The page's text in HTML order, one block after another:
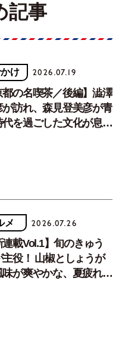
記事
け 2026.07.19
都の名喫茶／後編】澁澤
が訪れ、森見登美彦が青
代を過ごした文化が息づ
メ 2026.07.26
連載Vol.1】旬のきゅう
主役！ 山椒としょうが
味が爽やかな、夏疲れを